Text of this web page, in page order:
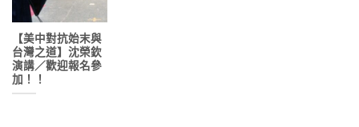
【美中對抗始末與
台灣之道】沈榮欽
演講／歡迎報名參
加！！